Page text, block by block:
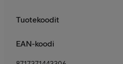
Tuotekoodit
EAN-koodi